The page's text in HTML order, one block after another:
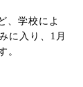
、学校によ
に入り、1月
。